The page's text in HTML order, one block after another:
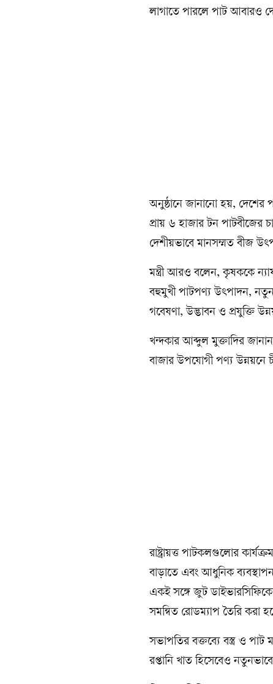
লাগাতে পারলে পাট আবারও
অনুষ্ঠানে জানানো হয়, দেশের
প্রায় ৬ হাজার টন পাটবীজের
দেশীয়ভাবে মানসম্মত বীজ
মন্ত্রী আরও বলেন, কৃষককে
বহুমুখী পাটপণ্য উৎপাদন, নতুন
গবেষণা, উদ্ভাবন ও প্রযুক্তি
খন্দকার আব্দুল মুক্তাদির
বাজার উপযোগী পণ্য উন্নয়নে
রাষ্ট্রায়ত্ত পাটকলগুলোর
বাড়াতে এবং আধুনিক
একই সঙ্গে জুট
সমন্বিত রোডম্যাপ তৈরি করা
সভাপতির বক্তব্যে বস্ত্র ও
রপ্তানি খাত হিসেবেও